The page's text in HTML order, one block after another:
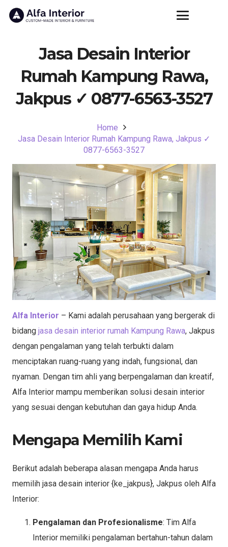
Jasa Desain Interior
Rumah Kampung Rawa,
Jakpus ✓ 0877-6563-3527
Home
Jasa Desain Interior Rumah Kampung Rawa, Jakpus ✓
0877-6563-3527
Alfa Interior – Kami adalah perusahaan yang bergerak di
bidang jasa desain interior rumah Kampung Rawa, Jakpus
dengan pengalaman yang telah terbukti dalam
menciptakan ruang-ruang yang indah, fungsional, dan
nyaman. Dengan tim ahli yang berpengalaman dan kreatif,
Alfa Interior mampu memberikan solusi desain interior
yang sesuai dengan kebutuhan dan gaya hidup Anda.
Mengapa Memilih Kami
Berikut adalah beberapa alasan mengapa Anda harus
memilih jasa desain interior {ke_jakpus}, Jakpus oleh Alfa
Interior:
Pengalaman dan Profesionalisme: Tim Alfa
Interior memiliki pengalaman bertahun-tahun dalam